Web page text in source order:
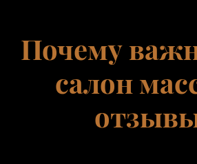
Почему
салон